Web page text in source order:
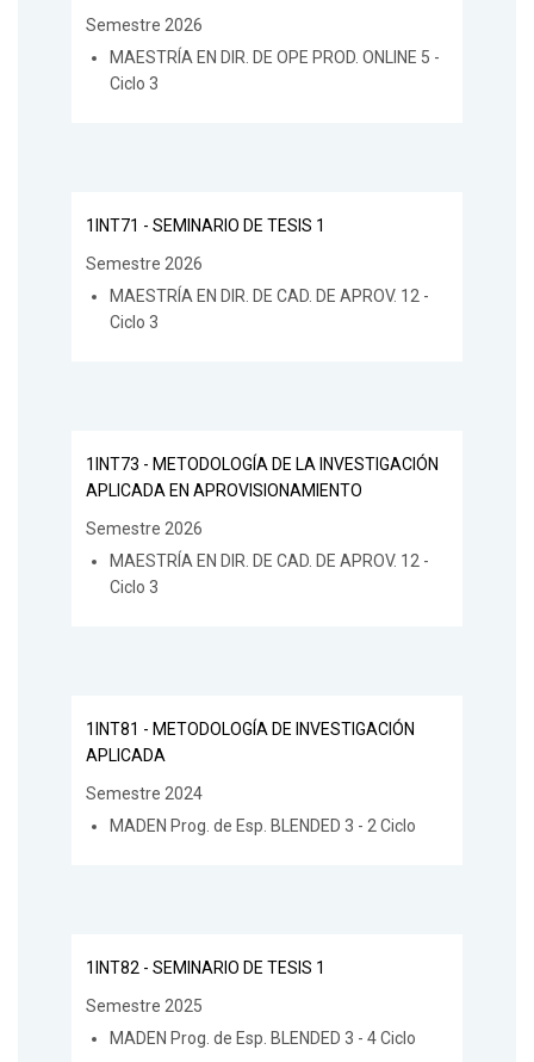
Semestre 2026
MAESTRÍA EN DIR. DE OPE PROD. ONLINE 5 -
Ciclo 3
1INT71 - SEMINARIO DE TESIS 1
Semestre 2026
MAESTRÍA EN DIR. DE CAD. DE APROV. 12 -
Ciclo 3
1INT73 - METODOLOGÍA DE LA INVESTIGACIÓN
APLICADA EN APROVISIONAMIENTO
Semestre 2026
MAESTRÍA EN DIR. DE CAD. DE APROV. 12 -
Ciclo 3
1INT81 - METODOLOGÍA DE INVESTIGACIÓN
APLICADA
Semestre 2024
MADEN Prog. de Esp. BLENDED 3 - 2 Ciclo
1INT82 - SEMINARIO DE TESIS 1
Semestre 2025
MADEN Prog. de Esp. BLENDED 3 - 4 Ciclo